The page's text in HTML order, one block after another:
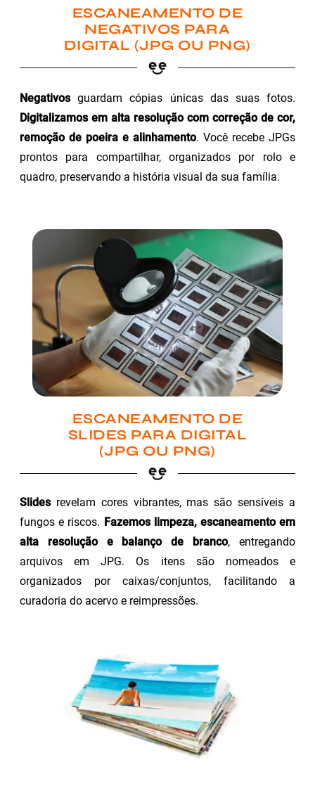
ESCANEAMENTO DE
NEGATIVOS PARA
DIGITAL (JPG OU PNG)
Negativosguardam cópias únicas das suas fotos.
Digitalizamos em alta resolução com correção de cor,
remoção de poeira e alinhamento. Você recebe JPGs
prontos para compartilhar, organizados por rolo e
quadro, preservando a história visual da sua família.
ESCANEAMENTO DE
SLIDES PARA DIGITAL
(JPG OU PNG)
Slidesrevelam cores vibrantes, mas são sensíveis a
fungos e riscos. Fazemos limpeza, escaneamento em
alta resolução e balanço de branco, entregando
arquivos em JPG. Os itens são nomeados e
organizados por caixas/conjuntos, facilitando a
curadoria do acervo e reimpressões.